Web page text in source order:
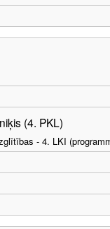
(4. PKL)
- 4. LKI